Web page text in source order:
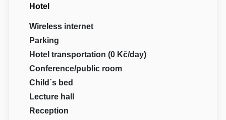
Hotel
Wireless internet
Parking
Hotel transportation (0 Kč/day)
Conference/public room
Child´s bed
Lecture hall
Reception